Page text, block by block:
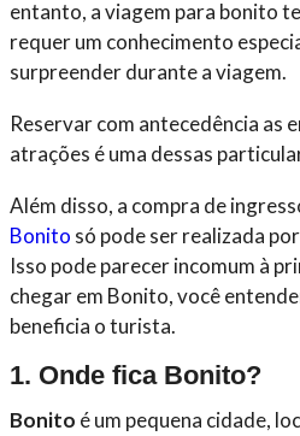
entanto, a viagem para bonito
requer um conhecimento
surpreender durante a viagem.
Reservar com antecedência as
atrações é uma dessas
Além disso, a compra de
Bonito só pode ser realizada
Isso pode parecer incomum à
chegar em Bonito, você
beneficia o turista.
1. Onde fica Bonito?
Bonito é um pequena cidade,